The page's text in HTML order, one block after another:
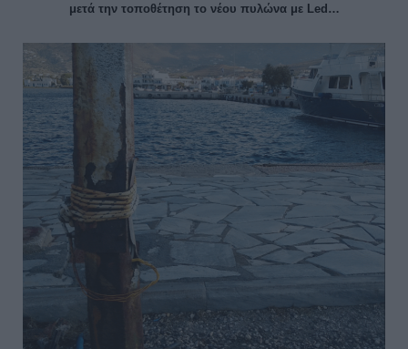
μετά την τοποθέτηση το νέου πυλώνα με Led…